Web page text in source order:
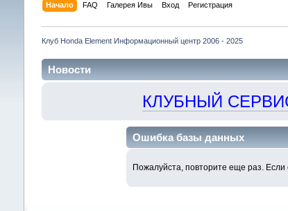
Начало FAQ Галерея Ивы Вход Регистрация
Клуб Honda Element Информационный центр 2006 - 2025
Новости
КЛУБНЫЙ
Ошибка базы данных
Пожалуйста, повторите еще раз.